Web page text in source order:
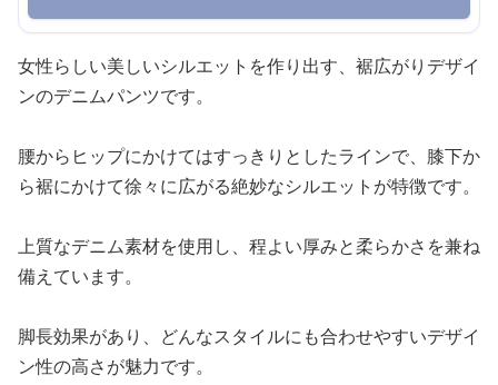
女性らしい美しいシルエットを作り出す、裾広がりデザイ
ンのデニムパンツです。
腰からヒップにかけてはすっきりとしたラインで、膝下か
ら裾にかけて徐々に広がる絶妙なシルエットが特徴です。
上質なデニム素材を使用し、程よい厚みと柔らかさを兼ね
備えています。
脚長効果があり、どんなスタイルにも合わせやすいデザイ
ン性の高さが魅力です。